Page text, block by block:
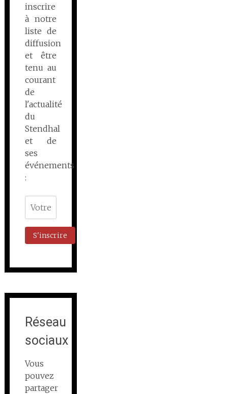
inscrire
à notre
liste de
diffusion
et être
tenu au
courant
de
l'actualité
du
Stendhal
et de
ses
événements
:
Réseau
sociaux
Vous
pouvez
partager